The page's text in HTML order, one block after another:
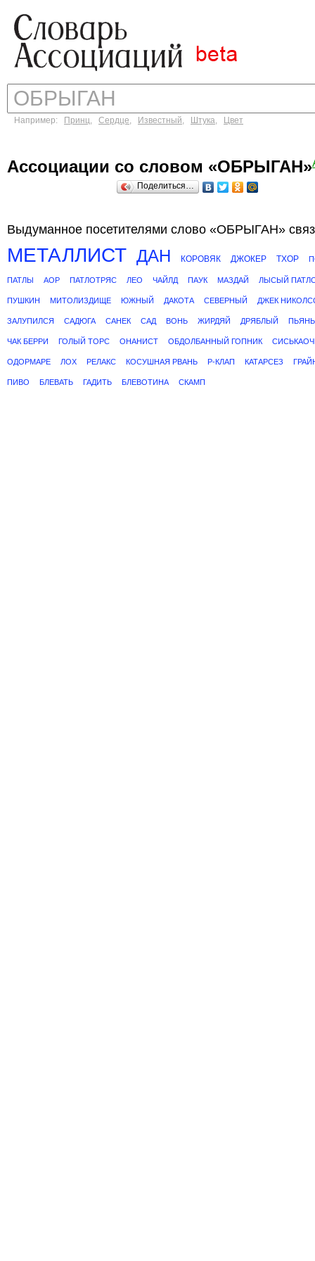
Например: Принц, Сердце, Известный, Штука, Цвет
Ассоциации со словом «ОБРЫГАН»
Поделиться…
Выдуманное посетителями слово «ОБРЫГАН»
МЕТАЛЛИСТ ДАН КОРОВЯК ДЖОКЕР ТХОР
ПАТЛЫ АОР ПАТЛОТРЯС ЛЕО ЧАЙЛД ПАУК МАЗДАЙ ЛЫСЫЙ
ПУШКИН МИТОЛИЗДИЩЕ ЮЖНЫЙ ДАКОТА СЕВЕРНЫЙ ДЖЕК
ЗАЛУПИЛСЯ САДЮГА САНЕК САД ВОНЬ ЖИРДЯЙ ДРЯБЛЫЙ ПЬЯНЬ
ЧАК БЕРРИ ГОЛЫЙ ТОРС ОНАНИСТ ОБДОЛБАННЫЙ ГОПНИК
ОДОРМАРЕ ЛОХ РЕЛАКС КОСУШНАЯ РВАНЬ Р-КЛАП КАТАРСЕЗ
ПИВО БЛЕВАТЬ ГАДИТЬ БЛЕВОТИНА СКАМП